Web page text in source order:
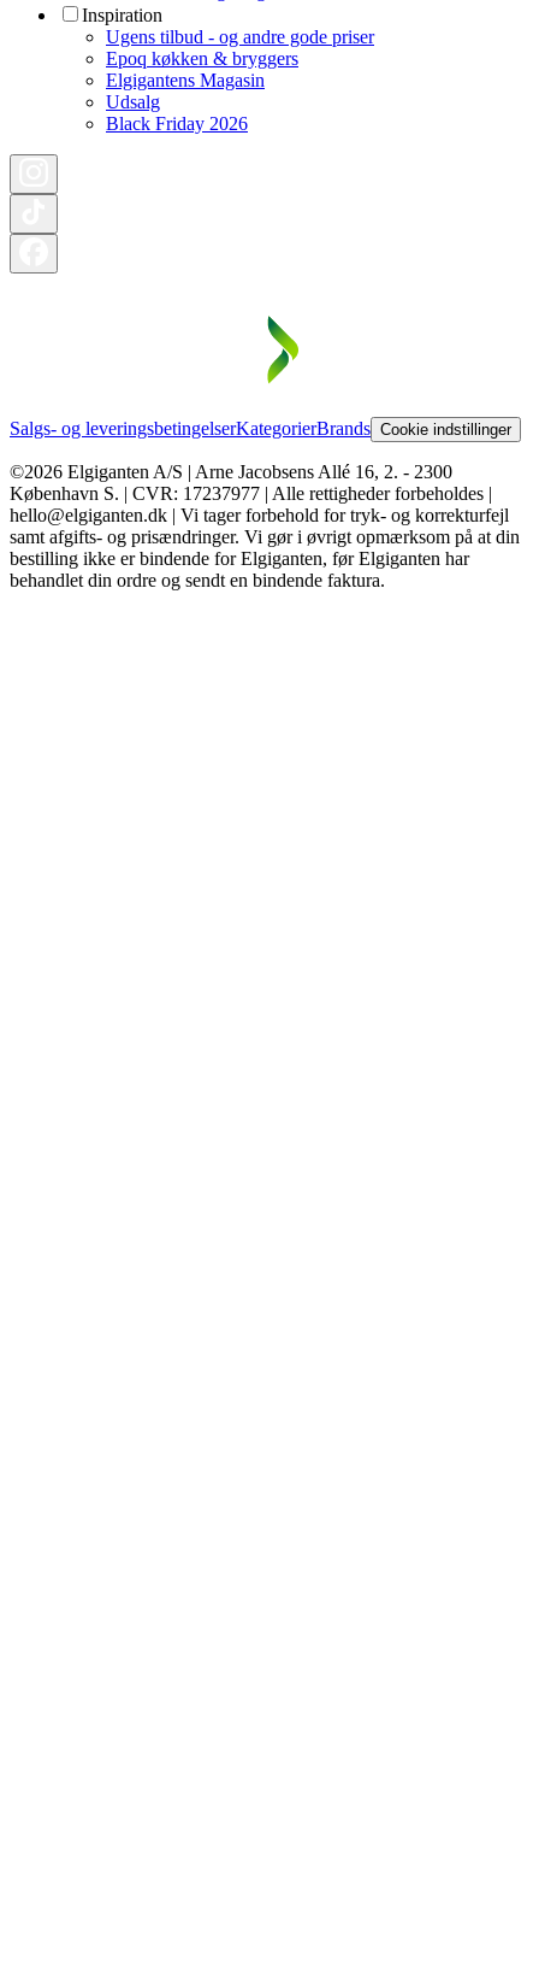
Inspiration
Ugens tilbud - og andre gode priser
Epoq køkken & bryggers
Elgigantens Magasin
Udsalg
Black Friday 2026
Salgs- og leveringsbetingelserKategorierBrands Cookie indstillinger
©2026 Elgiganten A/S | Arne Jacobsens Allé 16, 2. - 2300
København S. | CVR: 17237977 | Alle rettigheder forbeholdes |
hello@elgiganten.dk | Vi tager forbehold for tryk- og korrekturfejl
samt afgifts- og prisændringer. Vi gør i øvrigt opmærksom på at din
bestilling ikke er bindende for Elgiganten, før Elgiganten har
behandlet din ordre og sendt en bindende faktura.